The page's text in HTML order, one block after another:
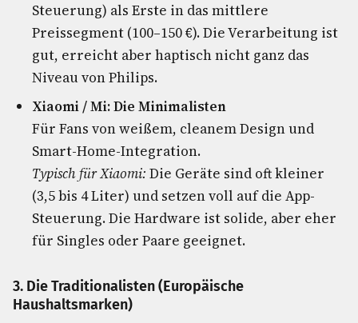
Steuerung) als Erste in das mittlere
Preissegment (100–150 €). Die Verarbeitung ist
gut, erreicht aber haptisch nicht ganz das
Niveau von Philips.
Xiaomi / Mi: Die Minimalisten
Für Fans von weißem, cleanem Design und
Smart-Home-Integration.
Typisch für Xiaomi: Die Geräte sind oft kleiner
(3,5 bis 4 Liter) und setzen voll auf die App-
Steuerung. Die Hardware ist solide, aber eher
für Singles oder Paare geeignet.
3. Die Traditionalisten (Europäische
Haushaltsmarken)